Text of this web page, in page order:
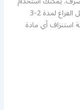
شريط لاصق أو ببساطة خرقة حول الفجوة. شغل الفراغ لمدة 2-3
أي مادة